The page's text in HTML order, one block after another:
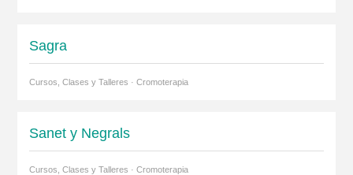
Sagra
Cursos, Clases y Talleres · Cromoterapia
Sanet y Negrals
Cursos, Clases y Talleres · Cromoterapia